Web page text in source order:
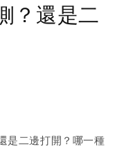
？還是二
是二邊打開？哪一種